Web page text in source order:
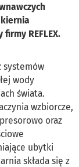
REFLEX.
systemów
wody
świata.
wzbiorcze,
oraz
ubytki
składa się z